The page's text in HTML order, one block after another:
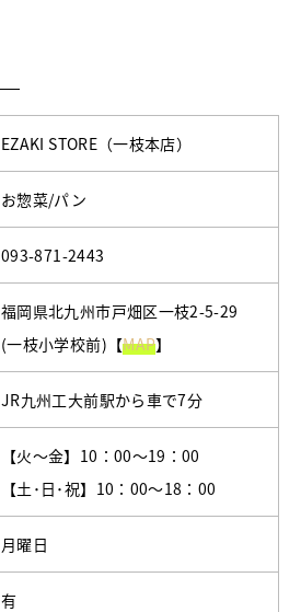
EZAKI STORE（一枝本店）
お惣菜/パン
093-871-2443
福岡県北九州市戸畑区一枝2-5-29
(一枝小学校前)【MAP】
JR九州工大前駅から車で7分
【火～金】10：00～19：00
【土･日･祝】10：00～18：00
月曜日
有